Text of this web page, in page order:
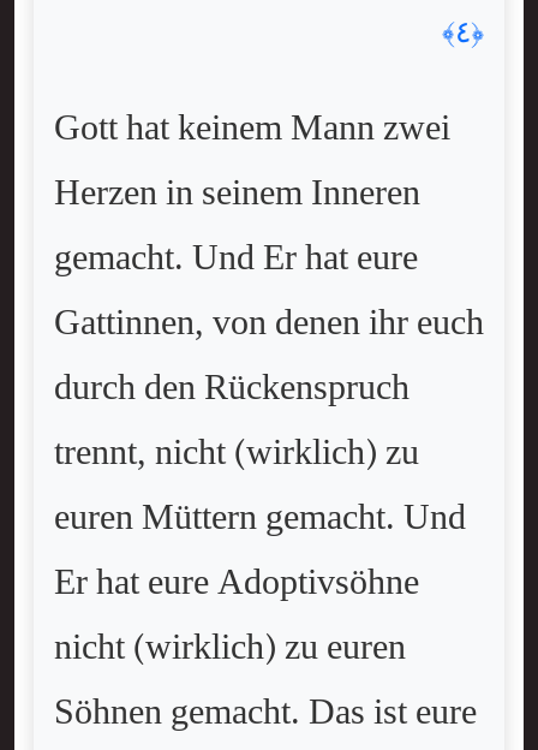
﴿٤﴾
Gott hat keinem Mann zwei
Herzen in seinem Inneren
gemacht. Und Er hat eure
Gattinnen, von denen ihr euch
durch den Rückenspruch
trennt, nicht (wirklich) zu
euren Müttern gemacht. Und
Er hat eure Adoptivsöhne
nicht (wirklich) zu euren
Söhnen gemacht. Das ist eure